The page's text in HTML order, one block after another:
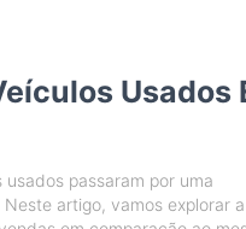
Usados
passaram por uma
artigo, vamos explorar a